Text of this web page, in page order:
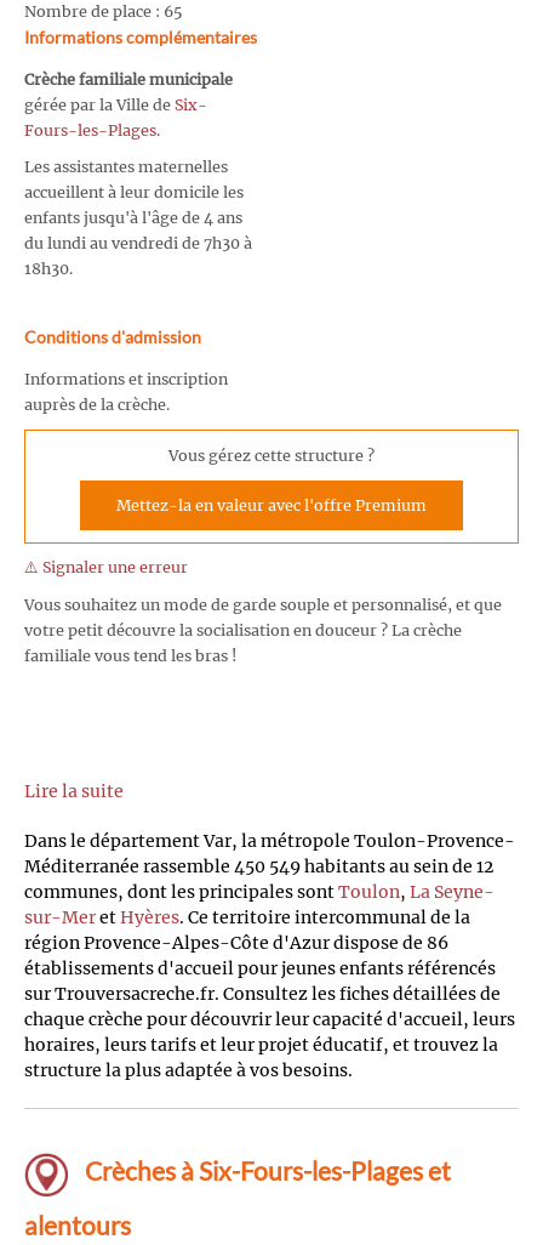
Nombre de place : 65
Informations complémentaires
Crèche familiale municipale
gérée par la Ville de Six-
Fours-les-Plages.
Les assistantes maternelles
accueillent à leur domicile les
enfants jusqu'à l'âge de 4 ans
du lundi au vendredi de 7h30 à
18h30.
Conditions d'admission
Informations et inscription
auprès de la crèche.
Vous gérez cette structure ?
Mettez-la en valeur avec l'offre Premium
⚠️ Signaler une erreur
Vous souhaitez un mode de garde souple et personnalisé, et que
votre petit découvre la socialisation en douceur ? La crèche
familiale vous tend les bras !
Lire la suite
Dans le département Var, la métropole Toulon-Provence-
Méditerranée rassemble 450 549 habitants au sein de 12
communes, dont les principales sontToulon, La Seyne-
sur-MeretHyères. Ce territoire intercommunal de la
région Provence-Alpes-Côte d'Azur dispose de 86
établissements d'accueil pour jeunes enfants référencés
sur Trouversacreche.fr. Consultez les fiches détaillées de
chaque crèche pour découvrir leur capacité d'accueil, leurs
horaires, leurs tarifs et leur projet éducatif, et trouvez la
structure la plus adaptée à vos besoins.
Crèches à Six-Fours-les-Plages et
alentours